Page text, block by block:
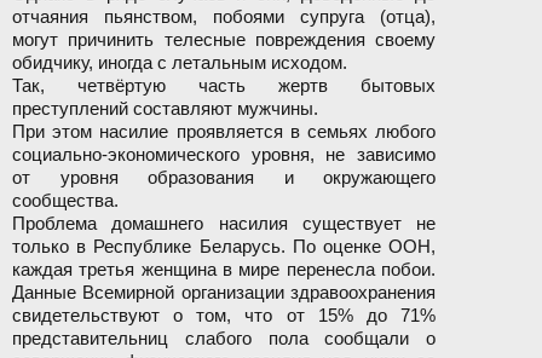
отчаяния пьянством, побоями супруга (отца),
могут причинить телесные повреждения своему
обидчику, иногда с летальным исходом.
Так, четвёртую часть жертв бытовых
преступлений составляют мужчины.
При этом насилие проявляется в семьях любого
социально-экономического уровня, не зависимо
от уровня образования и окружающего
сообщества.
Проблема домашнего насилия существует не
только в Республике Беларусь. По оценке ООН,
каждая третья женщина в мире перенесла побои.
Данные Всемирной организации здравоохранения
свидетельствуют о том, что от 15% до 71%
представительниц слабого пола сообщали о